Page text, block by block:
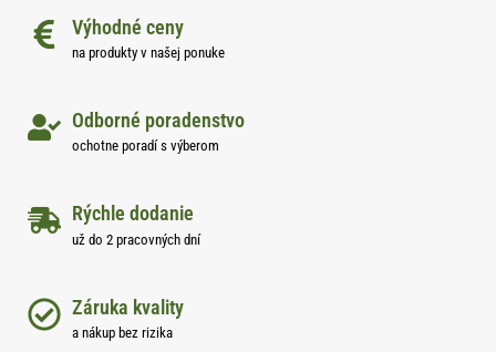
Výhodné ceny
na produkty v našej ponuke
Odborné poradenstvo
ochotne poradí s výberom
Rýchle dodanie
už do 2 pracovných dní
Záruka kvality
a nákup bez rizika